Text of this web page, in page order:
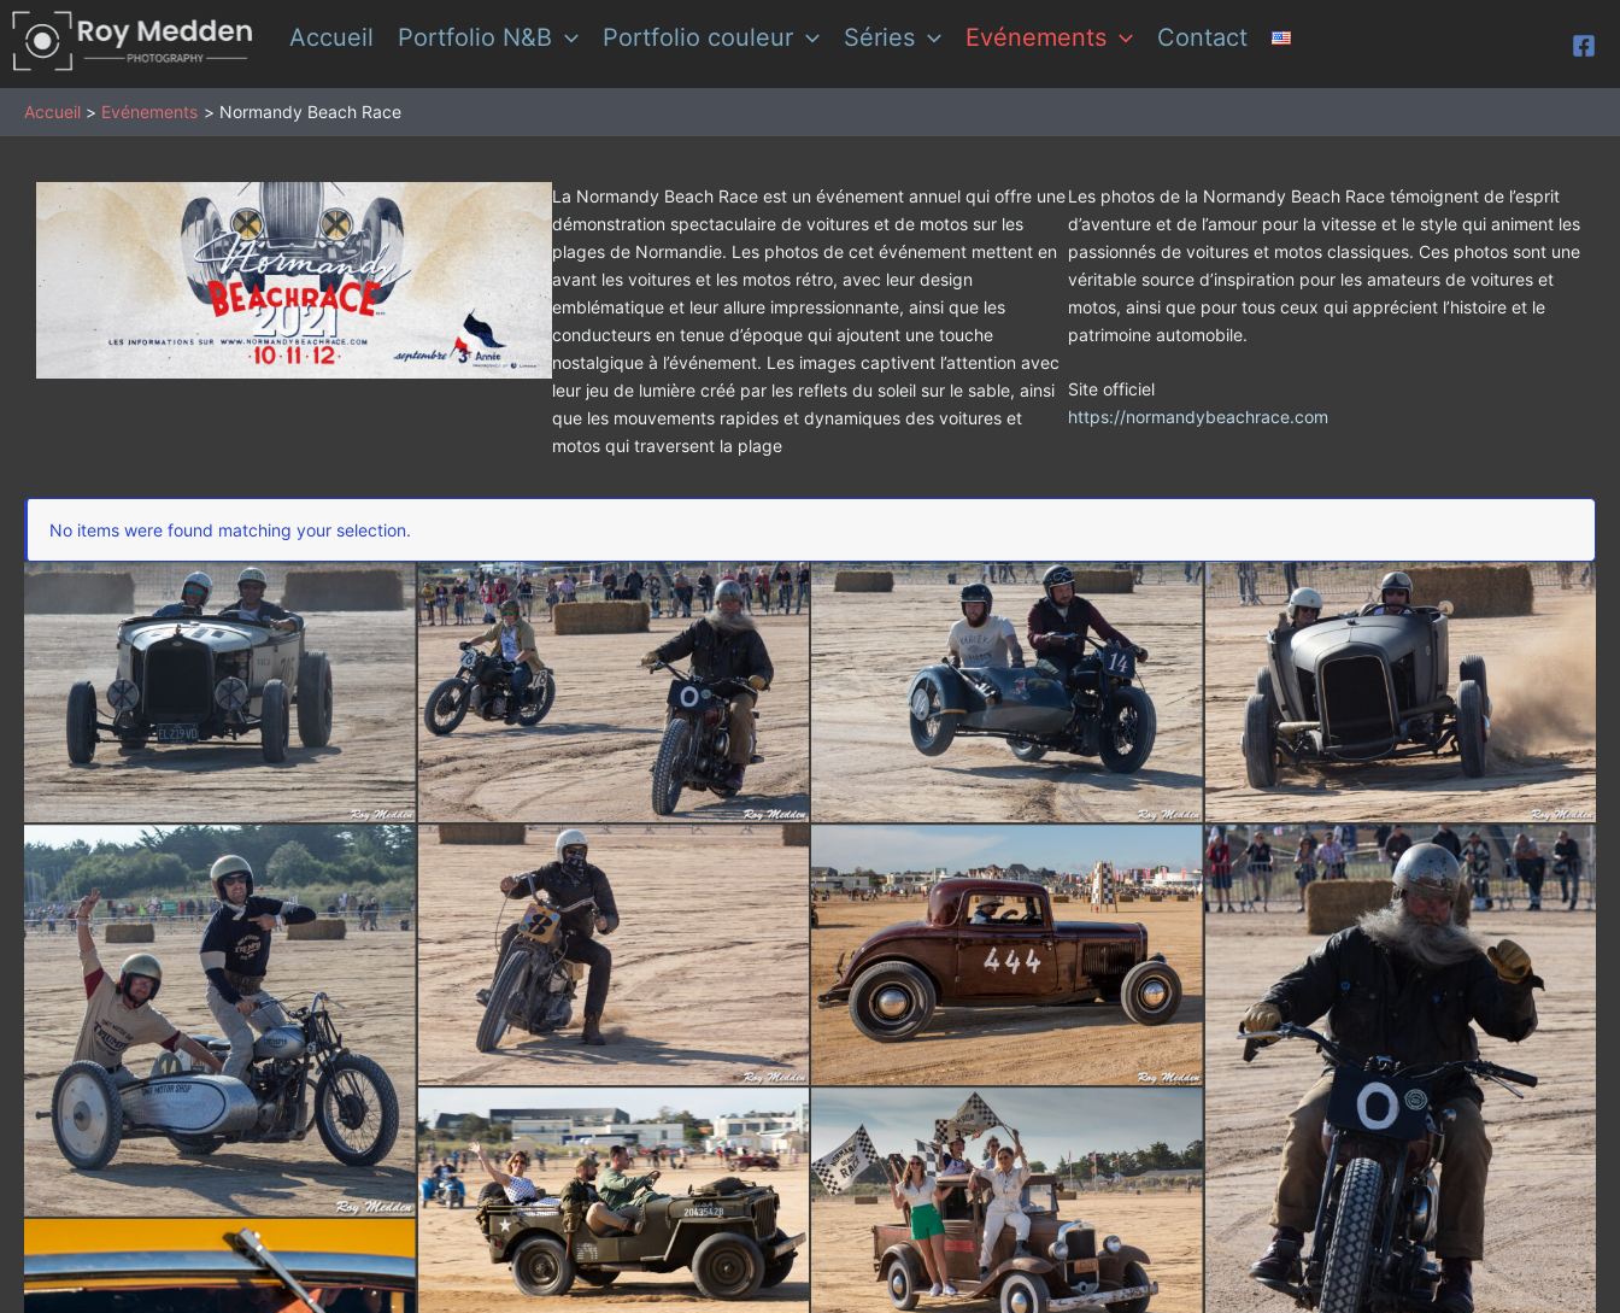
Aller
contenu
Accueil Portfolio N&B Portfolio couleur Séries Evénements Contact
Accueil Evénements Normandy Beach Race
La Normandy Beach Race est un événement annuel qui offre une
démonstration spectaculaire de voitures et de motos sur les
plages de Normandie. Les photos de cet événement mettent en
avant les voitures et les motos rétro, avec leur design
emblématique et leur allure impressionnante, ainsi que les
conducteurs en tenue d’époque qui ajoutent une touche
nostalgique à l’événement. Les images captivent l’attention avec
leur jeu de lumière créé par les reflets du soleil sur le sable, ainsi
que les mouvements rapides et dynamiques des voitures et
motos qui traversent la plage
Les photos de la Normandy Beach Race témoignent de l’esprit
d’aventure et de l’amour pour la vitesse et le style qui animent les
passionnés de voitures et motos classiques. Ces photos sont une
véritable source d’inspiration pour les amateurs de voitures et
motos, ainsi que pour tous ceux qui apprécient l’histoire et le
patrimoine automobile.
Site officiel
https://normandybeachrace.com
No items were found matching your selection.